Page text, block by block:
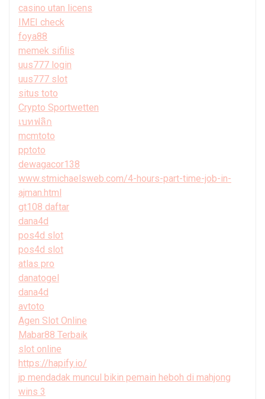
casino utan licens
IMEI check
foya88
memek sifilis
uus777 login
uus777 slot
situs toto
Crypto Sportwetten
เบทฟลิก
mcmtoto
pptoto
dewagacor138
www.stmichaelsweb.com/4-hours-part-time-job-in-
ajman.html
gt108 daftar
dana4d
pos4d slot
pos4d slot
atlas pro
danatogel
dana4d
avtoto
Agen Slot Online
Mabar88 Terbaik
slot online
https://hapify.io/
jp mendadak muncul bikin pemain heboh di mahjong
wins 3